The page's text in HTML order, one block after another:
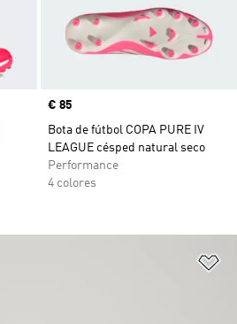
Precio
€ 85
Bota de fútbol COPA PURE IV
LEAGUE césped natural seco
Performance
4 colores